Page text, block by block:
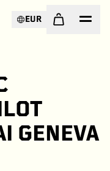
EUR
GENEVA